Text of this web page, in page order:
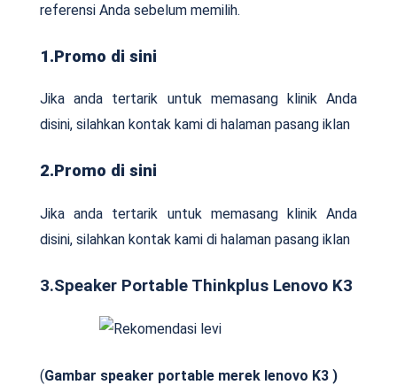
referensi Anda sebelum memilih.
1.Promo di sini
Jika anda tertarik untuk memasang klinik Anda
disini, silahkan kontak kami di halaman pasang iklan
2.Promo di sini
Jika anda tertarik untuk memasang klinik Anda
disini, silahkan kontak kami di halaman pasang iklan
3.Speaker Portable Thinkplus Lenovo K3
(Gambar speaker portable merek lenovo K3 )